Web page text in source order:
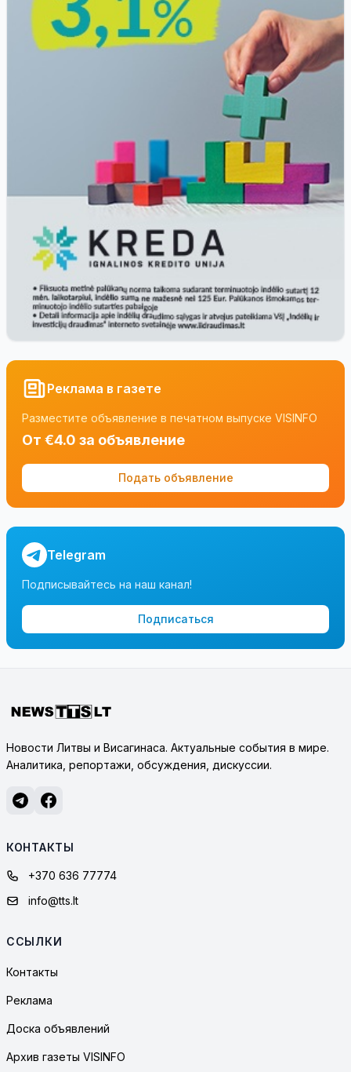
Реклама в газете
Разместите объявление в печатном выпуске VISINFO
От €4.0 за объявление
Подать объявление
Telegram
Подписывайтесь на наш канал!
Подписаться
Новости Литвы и Висагинаса. Актуальные события в мире.
Аналитика, репортажи, обсуждения, дискуссии.
КОНТАКТЫ
+370 636 77774
info@tts.lt
ССЫЛКИ
Контакты
Реклама
Доска объявлений
Архив газеты VISINFO